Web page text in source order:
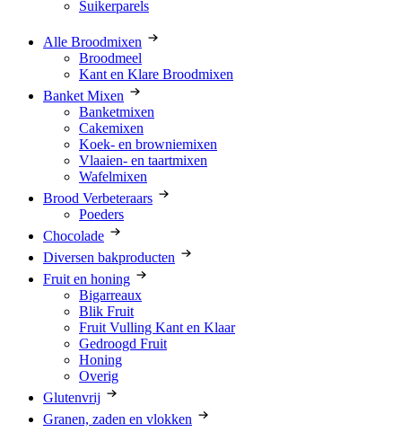
Suikerparels
Alle Broodmixen
Broodmeel
Kant en Klare Broodmixen
Banket Mixen
Banketmixen
Cakemixen
Koek- en browniemixen
Vlaaien- en taartmixen
Wafelmixen
Brood Verbeteraars
Poeders
Chocolade
Diversen bakproducten
Fruit en honing
Bigarreaux
Blik Fruit
Fruit Vulling Kant en Klaar
Gedroogd Fruit
Honing
Overig
Glutenvrij
Granen, zaden en vlokken